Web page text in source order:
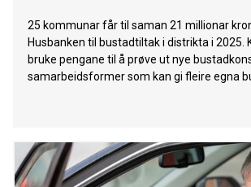
25 kommunar får til saman 21 millionar
Husbanken til bustadtiltak i distrikta i 2025.
bruke pengane til å prøve ut nye
samarbeidsformer som kan gi fleire egna